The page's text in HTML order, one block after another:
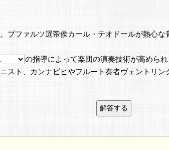
プファルツ選帝侯カール・テオドールが熱心
の指導によって楽団の演奏技術が高めら
スト、カンナビヒやフルート奏者ヴェントリ